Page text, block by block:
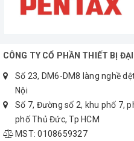
6. Nguồn điện:
- Pin Lithium: DC 7.4V
- Thời gian đo: 48h.
7. Dọi tâm Laser:
CÔNG TY CỔ PHẦN THIẾT BỊ
Số 23, DM6-DM8 làng nghề
Nội
Số 7, Đường số 2, khu phố 7,
phố Thủ Đức, Tp HCM
MST: 0108659327